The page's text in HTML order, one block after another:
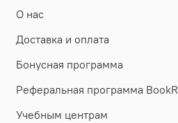
О нас
Доставка и оплата
Бонусная программа
Реферальная программа BookR
Учебным центрам